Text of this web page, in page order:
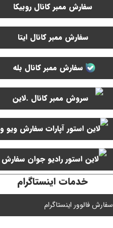
سفارش ممبر کانال روبیکا
سفارش ممبر کانال ایتا
سفارش ممبر کانال بله
سفارش ممبر کانال سروش
سفارش ویو و
لایک ویدیو آپارات
سفارش
لایک رادیو جوان
خدمات اینستاگرام
سفارش فالوور اینستاگرام